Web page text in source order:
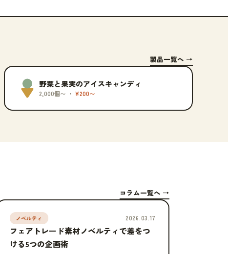
製品一覧へ →
野菜と果実のアイスキャンディ
2,000個〜 ・ ¥200〜
コラム一覧へ →
ノベルティ 2026.03.17
フェアトレード素材ノベルティで差をつ
ける5つの企画術